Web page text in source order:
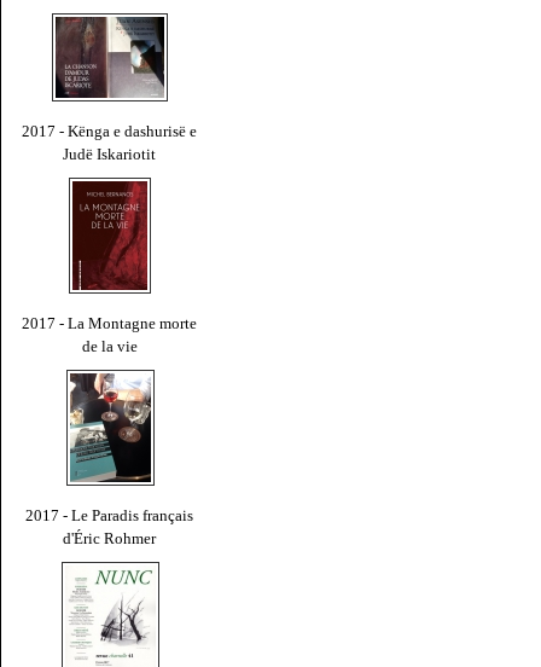
2017 - Kënga e dashurisë e
Judë Iskariotit
2017 - La Montagne morte
de la vie
2017 - Le Paradis français
d'Éric Rohmer